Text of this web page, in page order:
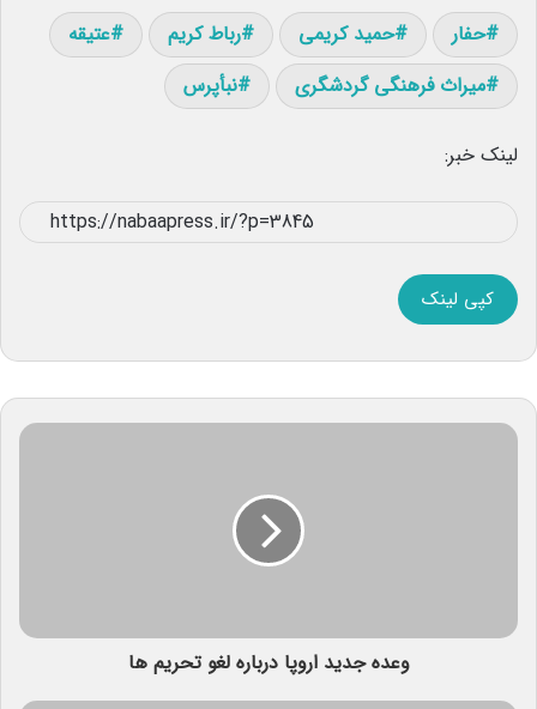
حفار حمید کریمی رباط کریم
عتیقه
میراث فرهنگی گردشگری
نبأپرس
لینک خبر:
کپی لینک
وعده جدید اروپا درباره لغو تحریم ها